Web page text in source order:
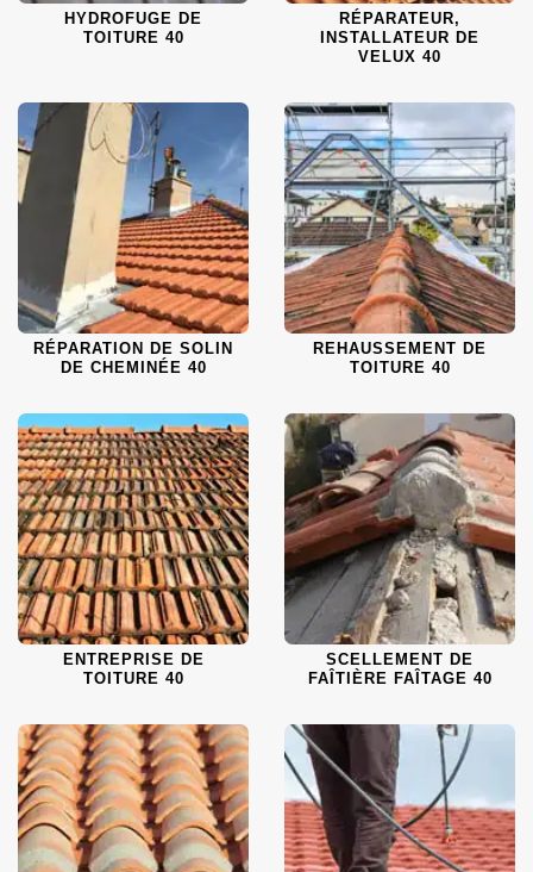
HYDROFUGE DE
TOITURE 40
RÉPARATEUR,
INSTALLATEUR DE
VELUX 40
RÉPARATION DE SOLIN
DE CHEMINÉE 40
REHAUSSEMENT DE
TOITURE 40
ENTREPRISE DE
TOITURE 40
SCELLEMENT DE
FAÎTIÈRE FAÎTAGE 40